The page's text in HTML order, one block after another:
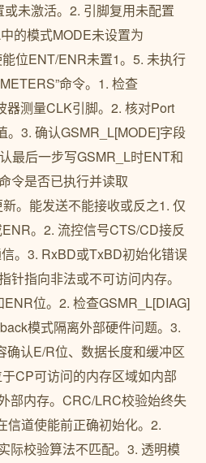
未激活。2. 引脚复用未配置
的模式MODE未设置为
位ENT/ENR未置1。5. 未执行
命令。1. 检查
测量CLK引脚。2. 核对Port
。3. 确认GSMR_L[MODE]字段
最后一步写GSMR_L时ENT和
令是否已执行并读取
。能发送不能接收或反之1. 仅
。2. 流控信号CTS/CD接反
。3. RxBD或TxBD初始化错误
针指向非法或不可访问内存。
位。2. 检查GSMR_L[DIAG]
模式隔离外部硬件问题。3.
确认E/R位、数据长度和缓冲区
CP可访问的内存区域如内部
部内存。CRC/LRC校验始终失
信道使能前正确初始化。2.
际校验算法不匹配。3. 透明模